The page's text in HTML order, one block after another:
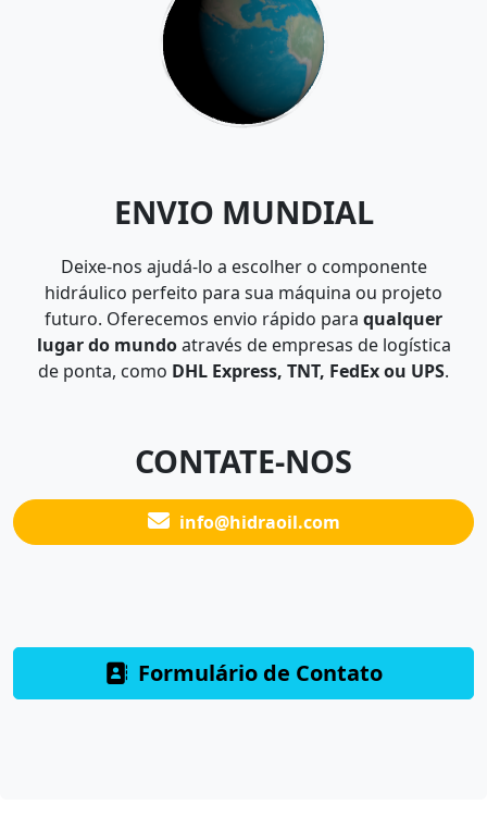
ENVIO MUNDIAL
Deixe-nos ajudá-lo a escolher o componente
hidráulico perfeito para sua máquina ou projeto
futuro. Oferecemos envio rápido para qualquer
lugar do mundoatravés de empresas de logística
de ponta, como DHL Express, TNT, FedEx ou UPS.
CONTATE-NOS
info@hidraoil.com
Formulário de Contato